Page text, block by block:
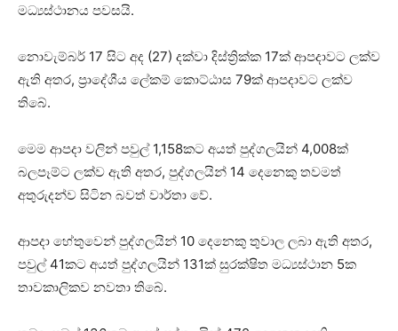
මධ්‍යස්ථානය පවසයි.
නොවැම්බර් 17 සිට අද (27) දක්වා දිස්ත්‍රික්ක 17ක් ආපදාවට ලක්ව
ඇති අතර, ප්‍රාදේශීය ලේකම් කොට්ඨාස 79ක් ආපදාවට ලක්ව
තිබේ.
මෙම ආපදා වලින් පවුල් 1,158කට අයත් පුද්ගලයින් 4,008ක්
බලපෑම්ට ලක්ව ඇති අතර, පුද්ගලයින් 14 දෙනෙකු තවමත්
අතුරුදන්ව සිටින බවත් වාර්තා වේ.
ආපදා හේතුවෙන් පුද්ගලයින් 10 දෙනෙකු තුවාල ලබා ඇති අතර,
පවුල් 41කට අයත් පුද්ගලයින් 131ක් සුරක්ෂිත මධ්‍යස්ථාන 5ක
තාවකාලිකව නවතා තිබේ.